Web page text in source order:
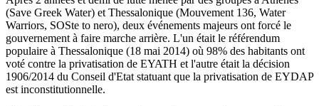
(Save Greek Water) et Thessalonique (Mouvement 136, Water
Warriors, SOSte to nero), deux événements majeurs ont forcé le
gouvernement à faire marche arrière. L'un était le référendum
populaire à Thessalonique (18 mai 2014) où 98% des habitants ont
voté contre la privatisation de EYATH et l'autre était la décision
1906/2014 du Conseil d'Etat statuant que la privatisation de EYDAP
est inconstitutionnelle.